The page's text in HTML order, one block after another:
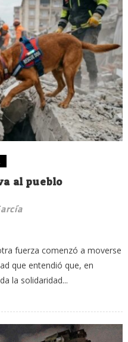
al pueblo
fuerza comenzó a moverse
que entendió que, en
la solidaridad...